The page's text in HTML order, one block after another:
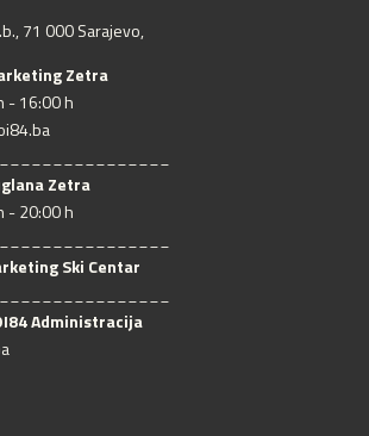
71 000 Sarajevo,
Zetra
- 16:00 h
Zetra
- 20:00 h
Ski Centar
Administracija